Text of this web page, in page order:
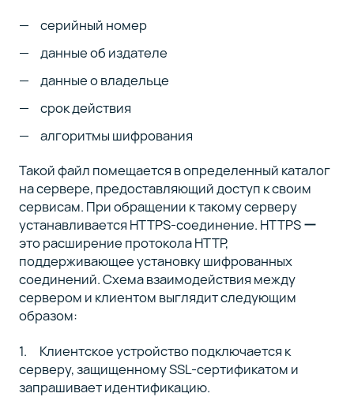
серийный номер
данные об издателе
данные о владельце
срок действия
алгоритмы шифрования
Такой файл помещается в определенный каталог
на сервере, предоставляющий доступ к своим
сервисам. При обращении к такому серверу
устанавливается HTTPS-соединение. HTTPS ー
это расширение протокола HTTP,
поддерживающее установку шифрованных
соединений. Схема взаимодействия между
сервером и клиентом выглядит следующим
образом:
Клиентское устройство подключается к
серверу, защищенному SSL-сертификатом и
запрашивает идентификацию.